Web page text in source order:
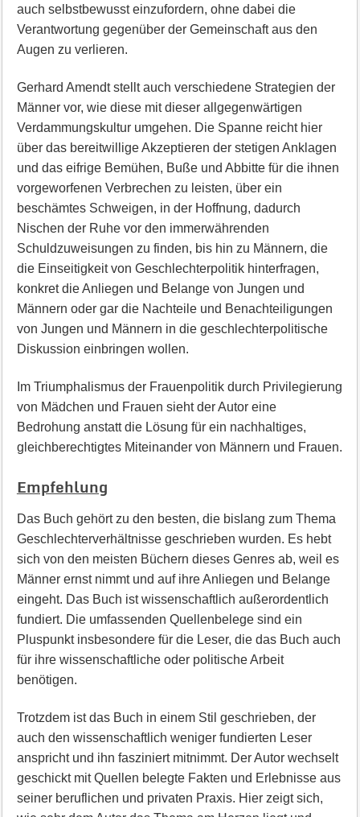
auch selbstbewusst einzufordern, ohne dabei die
Verantwortung gegenüber der Gemeinschaft aus den
Augen zu verlieren.
Gerhard Amendt stellt auch verschiedene Strategien der
Männer vor, wie diese mit dieser allgegenwärtigen
Verdammungskultur umgehen. Die Spanne reicht hier
über das bereitwillige Akzeptieren der stetigen Anklagen
und das eifrige Bemühen, Buße und Abbitte für die ihnen
vorgeworfenen Verbrechen zu leisten, über ein
beschämtes Schweigen, in der Hoffnung, dadurch
Nischen der Ruhe vor den immerwährenden
Schuldzuweisungen zu finden, bis hin zu Männern, die
die Einseitigkeit von Geschlechterpolitik hinterfragen,
konkret die Anliegen und Belange von Jungen und
Männern oder gar die Nachteile und Benachteiligungen
von Jungen und Männern in die geschlechterpolitische
Diskussion einbringen wollen.
Im Triumphalismus der Frauenpolitik durch Privilegierung
von Mädchen und Frauen sieht der Autor eine
Bedrohung anstatt die Lösung für ein nachhaltiges,
gleichberechtigtes Miteinander von Männern und Frauen.
Empfehlung
Das Buch gehört zu den besten, die bislang zum Thema
Geschlechterverhältnisse geschrieben wurden. Es hebt
sich von den meisten Büchern dieses Genres ab, weil es
Männer ernst nimmt und auf ihre Anliegen und Belange
eingeht. Das Buch ist wissenschaftlich außerordentlich
fundiert. Die umfassenden Quellenbelege sind ein
Pluspunkt insbesondere für die Leser, die das Buch auch
für ihre wissenschaftliche oder politische Arbeit
benötigen.
Trotzdem ist das Buch in einem Stil geschrieben, der
auch den wissenschaftlich weniger fundierten Leser
anspricht und ihn fasziniert mitnimmt. Der Autor wechselt
geschickt mit Quellen belegte Fakten und Erlebnisse aus
seiner beruflichen und privaten Praxis. Hier zeigt sich,